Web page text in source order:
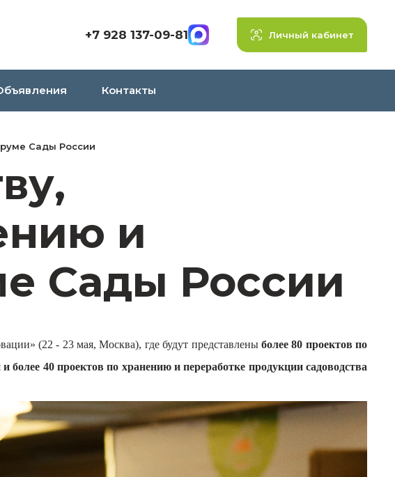
+7 928 137-09-81 Личный кабинет
Контакты
Сады России
и
Сады России
(22 - 23 мая, Москва), где будут представлены более 80 проектов по
40 проектов по хранению и переработке продукции садоводства